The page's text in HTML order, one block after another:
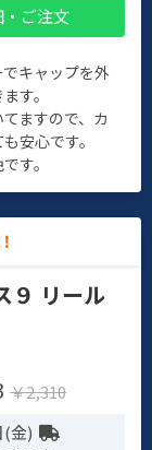
ご注文
キャップを外
す。
ますので、カ
安心です。
す。
９ リール
￥2,310
(金)